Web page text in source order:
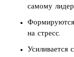
самому
Формируются
на стресс.
Усиливается